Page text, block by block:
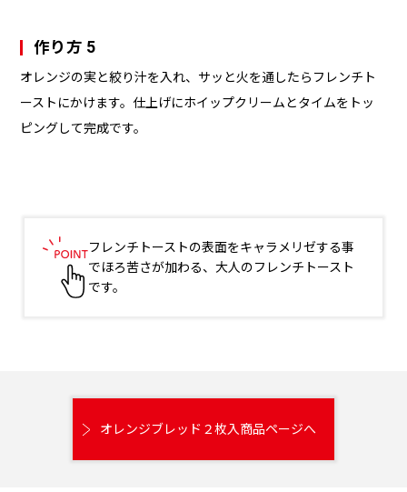
作り方 5
オレンジの実と絞り汁を入れ、サッと火を通したらフレンチト
ーストにかけます。仕上げにホイップクリームとタイムをトッ
ピングして完成です。
フレンチトーストの表面をキャラメリゼする事
でほろ苦さが加わる、大人のフレンチトースト
です。
オレンジブレッド２枚入商品ページへ